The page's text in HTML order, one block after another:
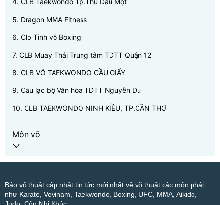
4. CLB Taekwondo Tp.Thủ Dầu Một
5. Dragon MMA Fitness
6. Clb Tinh võ Boxing
7. CLB Muay Thái Trung tâm TDTT Quận 12
8. CLB VÕ TAEKWONDO CẦU GIẤY
9. Câu lạc bộ Văn hóa TDTT Nguyễn Du
10. CLB TAEKWONDO NINH KIỀU, TP.CẦN THƠ
Môn võ
Báo võ thuật cập nhật tin tức mới nhất về võ thuật các môn phái
như Karate, Vovinam, Taekwondo, Boxing, UFC, MMA, Aikido,